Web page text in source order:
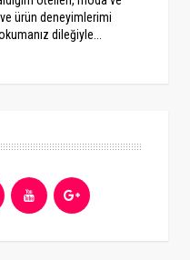
ve ürün deneyimlerimi
dileğiyle...